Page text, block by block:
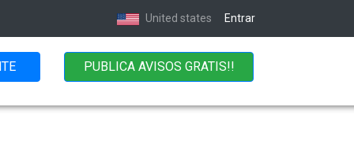
United states Entrar
PUBLICA AVISOS GRATIS!!